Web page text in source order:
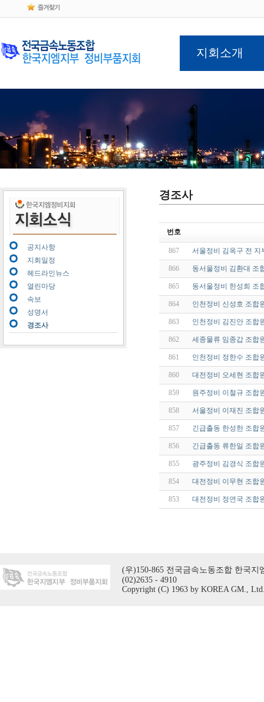
지회소개
공지사항
지회일정
헤드라인뉴스
열린마당
속보
성명서
경조사
경조사
번호
867 서울정비 김옥구 전 지
866 동서울정비 김환대 조
865 동서울정비 한성희 조
864 인천정비 신성호 조합
863 인천정비 김진안 조합
862 세종물류 임종갑 조합
861 인천정비 정한수 조합
860 대전정비 오세현 조합
859 원주정비 이철규 조합
858 서울정비 이재진 조합
857 긴급출동 한성한 조합
856 긴급출동 류한일 조합
855 광주정비 김경식 조합
854 대전정비 이무현 조합
853 대전정비 정연국 조합
(우)150-865 전국금속노동조합 한국
(02)2635 - 4910
Copyright (C) 1963 by KOREA GM.,